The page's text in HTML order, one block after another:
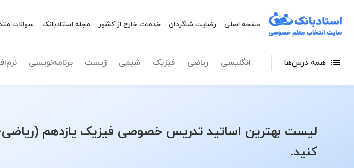
صفحه اصلی رضایت شاگردان خدمات خارج از کشور مجله استادبانک سوالات
همه درس‌ها انگلیسی ریاضی فیزیک شیمی زیست برنامه‌نویسی
لیست بهترین اساتید تدریس خصوصی فیزیک یازدهم
کنید.
نوع تدریس